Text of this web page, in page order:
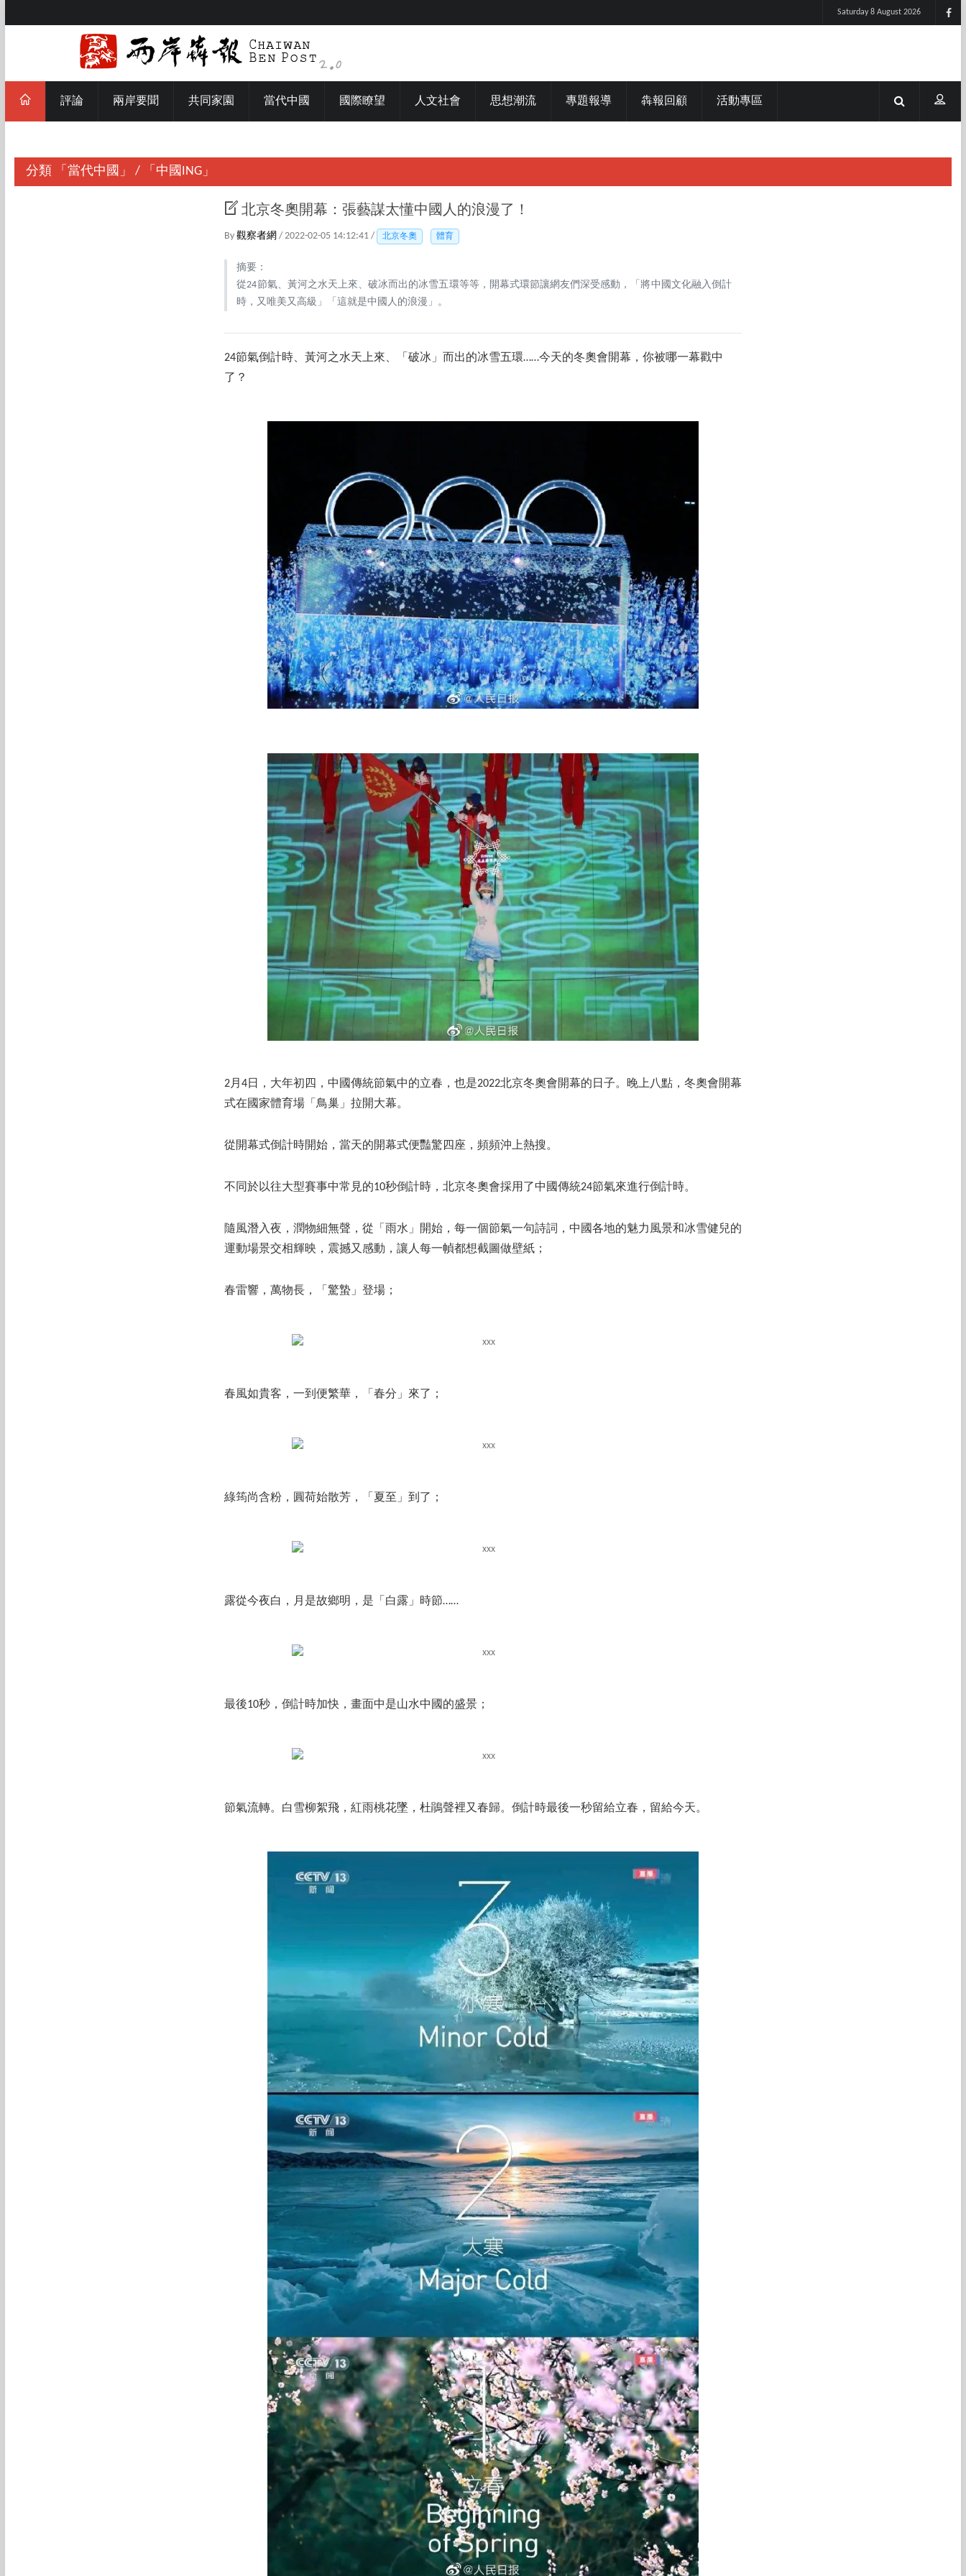
Saturday 8 August 2026
評論 兩岸要聞 共同家園 當代中國 國際瞭望 人文社會 思想潮流 專題報導 犇報回顧 活動專區
分類 「當代中國」 / 「中國ING」
北京冬奧開幕：張藝謀太懂中國人的浪漫了！
By 觀察者網 / 2022-02-05 14:12:41 / 北京冬奧 體育
摘要：
從24節氣、黃河之水天上來、破冰而出的冰雪五環等等，開幕式環節讓網友們深受感動，「將中國文化融入倒計
時，又唯美又高級」「這就是中國人的浪漫」。
24節氣倒計時、黃河之水天上來、「破冰」而出的冰雪五環……今天的冬奧會開幕，你被哪一幕戳中
了？
2月4日，大年初四，中國傳統節氣中的立春，也是2022北京冬奧會開幕的日子。晚上八點，冬奧會開幕
式在國家體育場「鳥巢」拉開大幕。
從開幕式倒計時開始，當天的開幕式便豔驚四座，頻頻沖上熱搜。
不同於以往大型賽事中常見的10秒倒計時，北京冬奧會採用了中國傳統24節氣來進行倒計時。
隨風潛入夜，潤物細無聲，從「雨水」開始，每一個節氣一句詩詞，中國各地的魅力風景和冰雪健兒的
運動場景交相輝映，震撼又感動，讓人每一幀都想截圖做壁紙；
春雷響，萬物長，「驚蟄」登場；
春風如貴客，一到便繁華，「春分」來了；
綠筠尚含粉，圓荷始散芳，「夏至」到了；
露從今夜白，月是故鄉明，是「白露」時節……
最後10秒，倒計時加快，畫面中是山水中國的盛景；
節氣流轉。白雪柳絮飛，紅雨桃花墜，杜鵑聲裡又春歸。倒計時最後一秒留給立春，留給今天。